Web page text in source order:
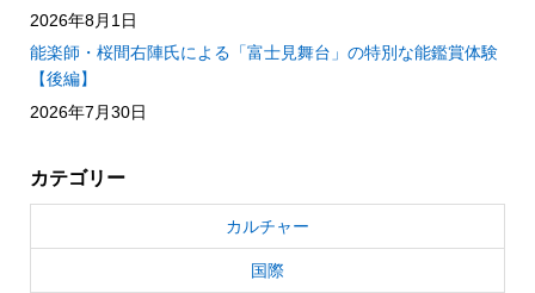
2026年8月1日
能楽師・桜間右陣氏による「富士見舞台」の特別な能鑑賞体験
【後編】
2026年7月30日
カテゴリー
カルチャー
国際